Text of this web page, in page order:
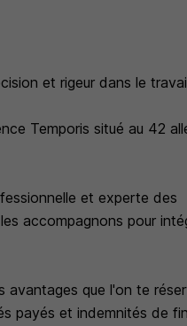
et rigeur dans le
Temporis situé au 42
et experte des
accompagnons pour
avantages que l'on te
payés et indemnités de